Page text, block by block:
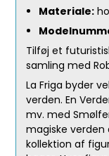
Materiale:
Tilføj et
samling med
La Friga byder
verden. En
mv. med
magiske
kollektion af